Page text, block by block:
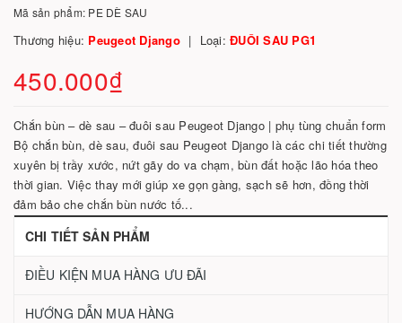
Mã sản phẩm: PE DÈ SAU
Thương hiệu: Peugeot Django Loại: ĐUÔI SAU PG1
450.000₫
Chắn bùn – dè sau – đuôi sau Peugeot Django | phụ tùng chuẩn form
Bộ chắn bùn, dè sau, đuôi sau Peugeot Django là các chi tiết thường
xuyên bị trầy xước, nứt gãy do va chạm, bùn đất hoặc lão hóa theo
thời gian. Việc thay mới giúp xe gọn gàng, sạch sẽ hơn, đồng thời
đảm bảo che chắn bùn nước tố...
CHI TIẾT SẢN PHẨM
ĐIỀU KIỆN MUA HÀNG ƯU ĐÃI
HƯỚNG DẪN MUA HÀNG